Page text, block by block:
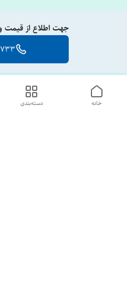
جهت اطلاع از قیمت
دسته‌بندی خانه